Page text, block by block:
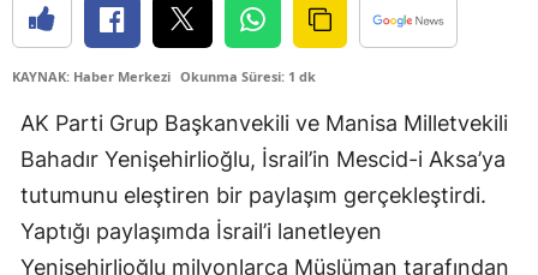
KAYNAK: Haber Merkezi Okunma Süresi: 1 dk
AK Parti Grup Başkanvekili ve Manisa Milletvekili
Bahadır Yenişehirlioğlu, İsrail’in Mescid-i Aksa’ya
tutumunu eleştiren bir paylaşım gerçekleştirdi.
Yaptığı paylaşımda İsrail’i lanetleyen
Yenişehirlioğlu milyonlarca Müslüman tarafından